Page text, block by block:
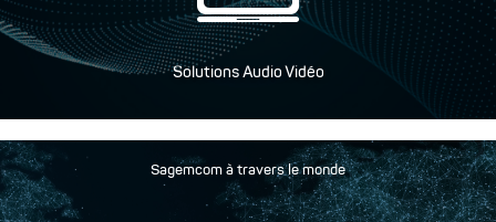
Solutions Audio Vidéo
Sagemcom à travers le monde